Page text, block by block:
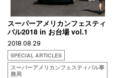
スーパーアメリカンフェスティ
バル2018 in お台場 vol.1
2018.08.29
SPECIAL ARTICLES
スーパーアメリカンフェスティバル事
務局